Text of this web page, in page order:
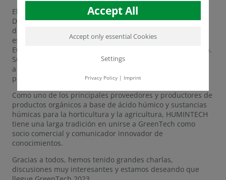
El Director Técnico y de Ventas de HUMINTECH, Dr. Yasser
Dergham, representa a la empresa en la feria GreenTech
de Ámsterdam desde el miércoles 15 de junio. GreenTech
es uno de los puntos de encuentro más importantes de
Europa para los profesionales del sector de la horticultura.
Su objetivo es proporcionar respuestas sólidas y prácticas
a las preguntas esenciales sobre tecnología e innovación
para la producción de hortalizas, frutas y flores.
Como uno de los principales proveedores y productores de
productos orgánicos a base de ácido húmico y sustancias
húmicas para la horticultura y la agricultura, HUMINTECH
tiene una larga tradición en unirse a GreenTech como
socio comercial y comunicador innovador de
conocimientos.
Gracias a todos, hemos tenido grandes charlas,
discusiones muy interesantes y estamos deseando que
Accept All
Accept only essential Cookies
Settings
Privacy Policy| Imprint